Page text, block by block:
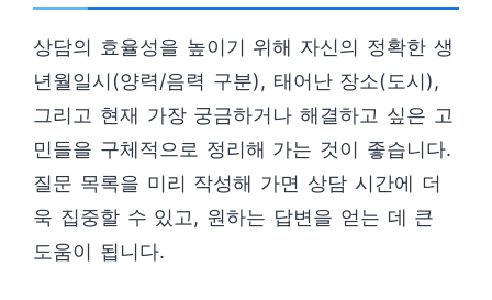
상담의 효율성을 높이기 위해 자신의 정확한 생
년월일시(양력/음력 구분), 태어난 장소(도시),
그리고 현재 가장 궁금하거나 해결하고 싶은 고
민들을 구체적으로 정리해 가는 것이 좋습니다.
질문 목록을 미리 작성해 가면 상담 시간에 더
욱 집중할 수 있고, 원하는 답변을 얻는 데 큰
도움이 됩니다.